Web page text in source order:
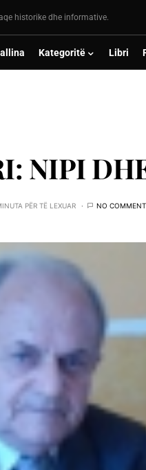
historike dhe informative.
Kategoritë Libri
NIPI
PËR TË LEXUAR NO